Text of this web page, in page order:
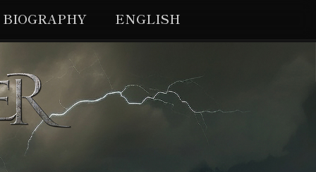
BIOGRAPHY ENGLISH